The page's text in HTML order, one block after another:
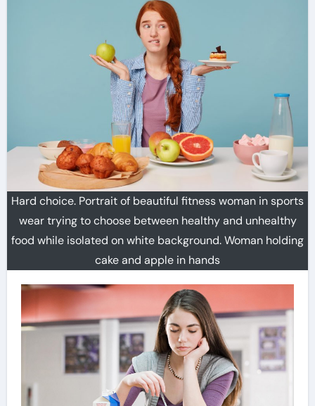
Hard choice. Portrait of beautiful fitness woman in sports
wear trying to choose between healthy and unhealthy
food while isolated on white background. Woman holding
cake and apple in hands